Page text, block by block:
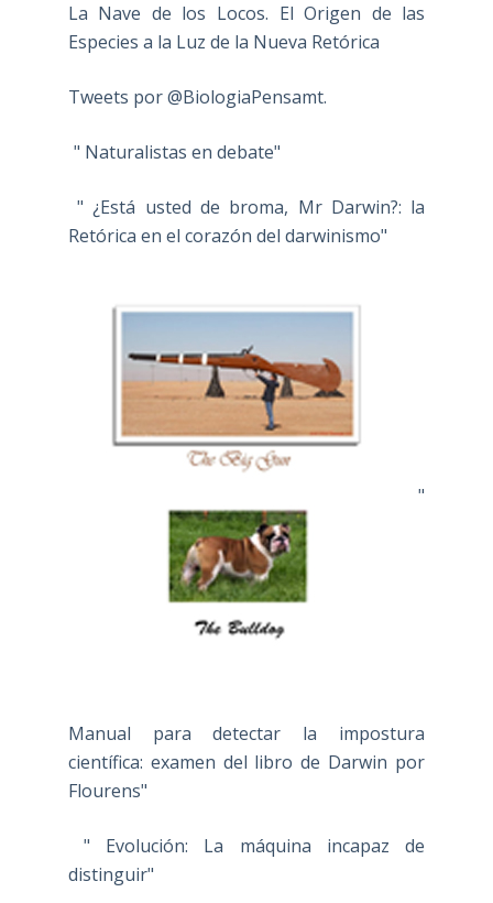
La Nave de los Locos. El Origen de las
Especies a la Luz de la Nueva Retórica
Tweets por @BiologiaPensamt.
" Naturalistas en debate"
" ¿Está usted de broma, Mr Darwin?: la
Retórica en el corazón del darwinismo"
"
Manual para detectar la impostura
científica: examen del libro de Darwin por
Flourens"
" Evolución: La máquina incapaz de
distinguir"